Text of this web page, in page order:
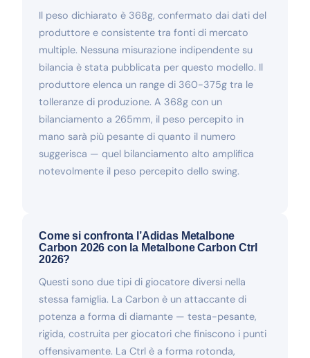
Il peso dichiarato è 368g, confermato dai dati del
produttore e consistente tra fonti di mercato
multiple. Nessuna misurazione indipendente su
bilancia è stata pubblicata per questo modello. Il
produttore elenca un range di 360-375g tra le
tolleranze di produzione. A 368g con un
bilanciamento a 265mm, il peso percepito in
mano sarà più pesante di quanto il numero
suggerisca — quel bilanciamento alto amplifica
notevolmente il peso percepito dello swing.
Come si confronta l’Adidas Metalbone
Carbon 2026 con la Metalbone Carbon Ctrl
2026?
Questi sono due tipi di giocatore diversi nella
stessa famiglia. La Carbon è un attaccante di
potenza a forma di diamante — testa-pesante,
rigida, costruita per giocatori che finiscono i punti
offensivamente. La Ctrl è a forma rotonda,